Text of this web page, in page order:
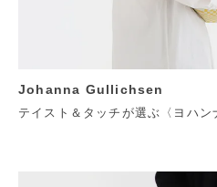
Johanna Gullichsen
テイスト＆タッチが選ぶ〈ヨハン